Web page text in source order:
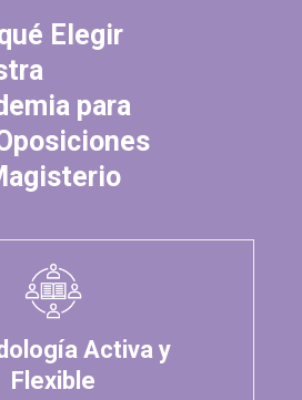
Elegir
para
Activa y
Flexible